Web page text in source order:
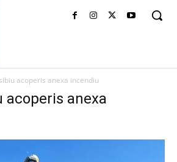
acoperis anexa incendiu
acoperis anexa